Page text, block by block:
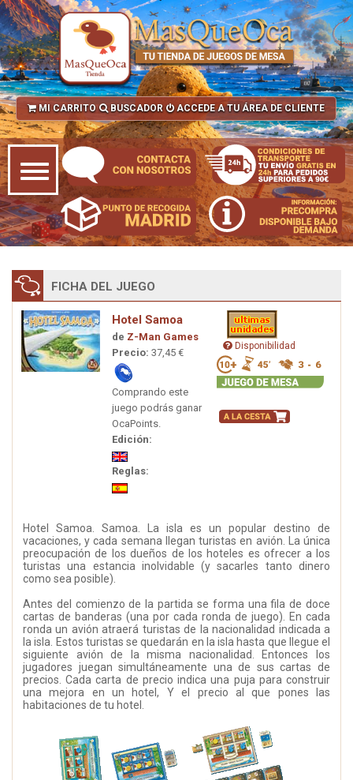
MI CARRITO BUSCADOR ACCEDE A TU ÁREA DE CLIENTE
FICHA DEL JUEGO
Hotel Samoa
de Z-Man Games
Precio: 37,45 €
Comprando este
juego podrás ganar
OcaPoints.
Edición:
Reglas:
Disponibilidad
Hotel Samoa. Samoa. La isla es un popular destino de
vacaciones, y cada semana llegan turistas en avión. La única
preocupación de los dueños de los hoteles es ofrecer a los
turistas una estancia inolvidable (y sacarles tanto dinero
como sea posible).
Antes del comienzo de la partida se forma una fila de doce
cartas de banderas (una por cada ronda de juego). En cada
ronda un avión atraerá turistas de la nacionalidad indicada a
la isla. Estos turistas se quedarán en la isla hasta que llegue el
siguiente avión de la misma nacionalidad. Entonces los
jugadores juegan simultáneamente una de sus cartas de
precios. Cada carta de precio indica una puja para construir
una mejora en un hotel, Y el precio al que pones las
habitaciones de tu hotel.